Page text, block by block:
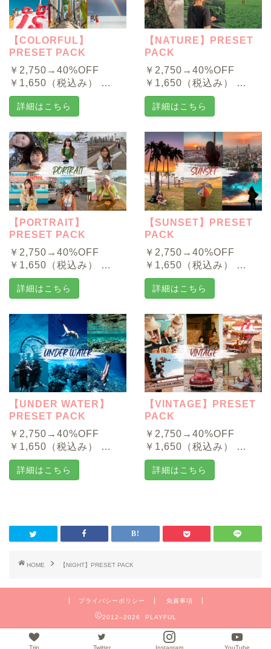
【COLORFUL】
PRESET PACK
￥2,750→40%OFF
￥1,650（税込み） …
詳細はこちら
【NATURE】PRESET
PACK
￥2,750→40%OFF
￥1,650（税込み） …
詳細はこちら
【PORTRAIT】
PRESET PACK
￥2,750→40%OFF
￥1,650（税込み） …
詳細はこちら
【SUNSET】PRESET
PACK
￥2,750→40%OFF
￥1,650（税込み） …
詳細はこちら
【UNDER WATER】
PRESET PACK
￥2,750→40%OFF
￥1,650（税込み） …
詳細はこちら
【VINTAGE】PRESET
PACK
￥2,750→40%OFF
￥1,650（税込み） …
詳細はこちら
HOME 【NIGHT】PRESET PACK
プライバシーポリシー 免責事項
2012–2026 PLAYFUL
Trip Twitter Instagram YouTube